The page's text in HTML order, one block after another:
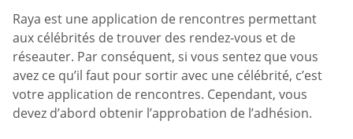
Raya est une application de rencontres permettant
aux célébrités de trouver des rendez-vous et de
réseauter. Par conséquent, si vous sentez que vous
avez ce qu’il faut pour sortir avec une célébrité, c’est
votre application de rencontres. Cependant, vous
devez d’abord obtenir l’approbation de l’adhésion.